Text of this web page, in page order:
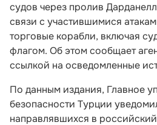
судов через пролив
связи с участившимися
торговые корабли, включая
флагом. Об этом сообщает
ссылкой на осведомленные
По данным издания, Главное
безопасности Турции
направлявшихся в